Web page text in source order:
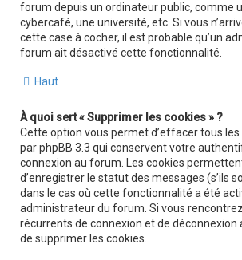
forum depuis un ordinateur public, comme
cybercafé, une université, etc. Si vous
cette case à cocher, il est probable qu’un
forum ait désactivé cette fonctionnalité.
Haut
À quoi sert « Supprimer les cookies » ?
Cette option vous permet d’effacer tous
par phpBB 3.3 qui conservent votre
connexion au forum. Les cookies
d’enregistrer le statut des messages (s’ils
dans le cas où cette fonctionnalité a été
administrateur du forum. Si vous
récurrents de connexion et de déconnexion
de supprimer les cookies.